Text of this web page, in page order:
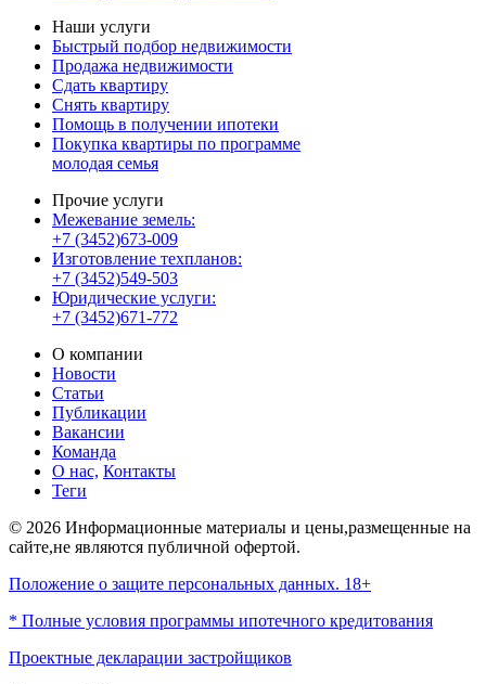
Наши услуги
Быстрый подбор недвижимости
Продажа недвижимости
Сдать квартиру
Снять квартиру
Помощь в получении ипотеки
Покупка квартиры по программе
молодая семья
Прочие услуги
Межевание земель:
+7 (3452)673-009
Изготовление техпланов:
+7 (3452)549-503
Юридические услуги:
+7 (3452)671-772
О компании
Новости
Статьи
Публикации
Вакансии
Команда
О нас, Контакты
Теги
© 2026 Информационные материалы и цены,размещенные на
сайте,не являются публичной офертой.
Положение о защите персональных данных. 18+
* Полные условия программы ипотечного кредитования
Проектные декларации застройщиков